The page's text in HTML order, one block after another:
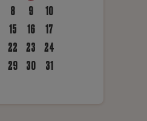
8 9
10
15 16
17
22 23 24
29 30 31